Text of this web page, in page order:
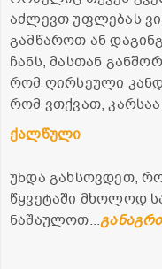
აძ­ლევთ უფ­ლე­ბას
გამ­წა­როთ ან
ჩანს, მას­თან
რომ ღირ­სე­უ­ლი
რომ ვთქვათ,
ქალ­წუ­ლი
უნდა გახ­სოვ­დეთ,
წყვე­ტა­ში მხო­ლოდ
ნა­შა­უ­ლოთ...